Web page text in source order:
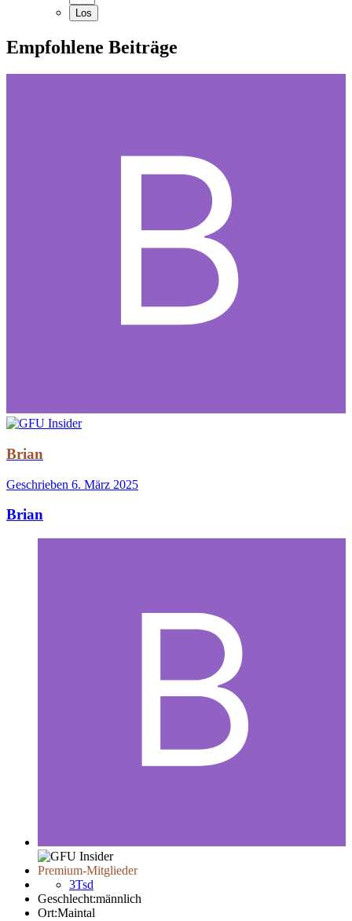
Empfohlene Beiträge
Brian
Geschrieben 6. März 2025
Brian
Premium-Mitglieder
3Tsd
Geschlecht:männlich
Ort:Maintal